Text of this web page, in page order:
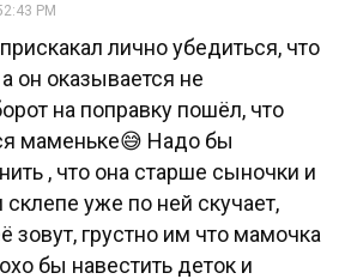
PM
лично убедиться, что
он оказывается не
на поправку пошёл, что
маменьке😅 Надо бы
, что она старше сыночки и
уже по ней скучает,
зовут, грустно им что мамочка
бы навестить деток и